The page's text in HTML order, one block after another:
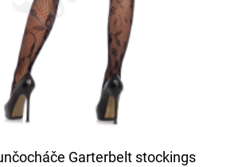
Garterbelt stockings